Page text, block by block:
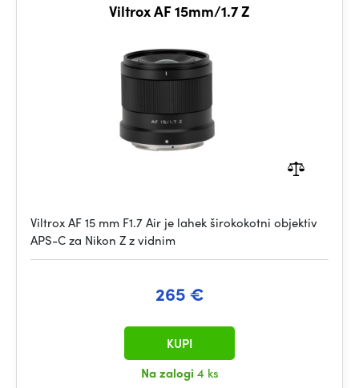
Viltrox AF 15mm/1.7 Z
Viltrox AF 15 mm F1.7 Air je lahek širokokotni objektiv
APS-C za Nikon Z z vidnim
265 €
Na zalogi 4 ks
KUPI